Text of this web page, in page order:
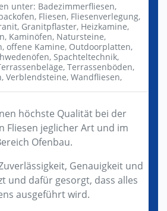
unter: Badezimmerfliesen,
Fliesen, Fliesenverlegung,
Granitpflaster, Heizkamine,
Kaminöfen, Natursteine,
offene Kamine, Outdoorplatten,
Spachteltechnik,
Terrassenböden,
Verblendsteine, Wandfliesen,
höchste Qualität bei der
Fliesen jeglicher Art und im
Ofenbau.
Genauigkeit und
und dafür gesorgt, dass alles
ausgeführt wird.